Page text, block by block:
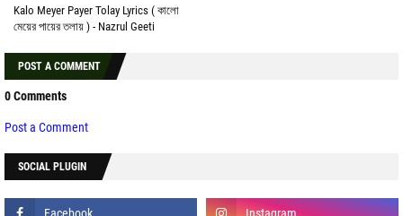
Kalo Meyer Payer Tolay Lyrics ( কালো
মেয়ের পায়ের তলায় ) - Nazrul Geeti
POST A COMMENT
0 Comments
Post a Comment
SOCIAL PLUGIN